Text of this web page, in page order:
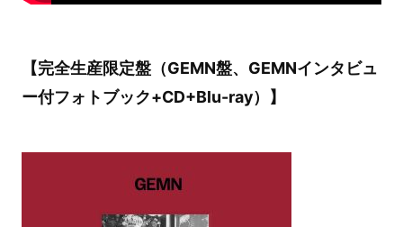
【完全生産限定盤（GEMN盤、GEMNインタビュ
ー付フォトブック+CD+Blu-ray）】